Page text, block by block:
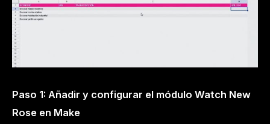
Paso 1: Añadir y configurar el módulo Watch New
Rose en Make